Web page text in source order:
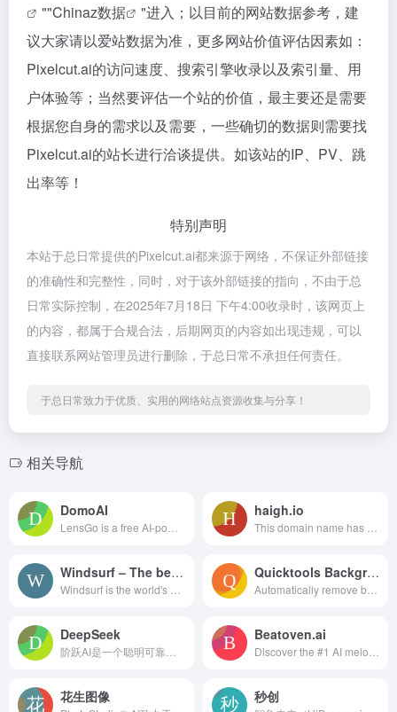
""Chinaz数据
"进入；以目前的网站数据参考，建
议大家请以爱站数据为准，更多网站价值评估因素如：
Pixelcut.ai的访问速度、搜索引擎收录以及索引量、用
户体验等；当然要评估一个站的价值，最主要还是需要
根据您自身的需求以及需要，一些确切的数据则需要找
Pixelcut.ai的站长进行洽谈提供。如该站的IP、PV、跳
出率等！
特别声明
本站于总日常提供的Pixelcut.ai都来源于网络，不保证外部链接
的准确性和完整性，同时，对于该外部链接的指向，不由于总
日常实际控制，在2025年7月18日 下午4:00收录时，该网页上
的内容，都属于合规合法，后期网页的内容如出现违规，可以
直接联系网站管理员进行删除，于总日常不承担任何责任。
于总日常致力于优质、实用的网络站点资源收集与分享！
相关导航
DomoAI haigh.io
Windsurf – The best AI for CodingReply LogoReply LogoReply LogoDiscord Quicktools Background Remover
DeepSeek Beatoven.ai
花生图像 秒创